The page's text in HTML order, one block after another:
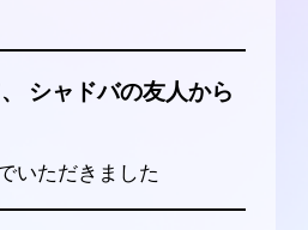
シャドバの友人から
いただきました